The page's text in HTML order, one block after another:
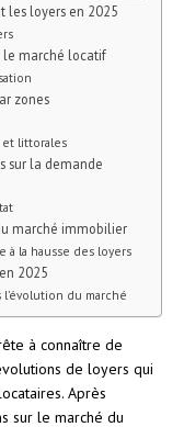
les loyers en 2025
le marché locatif
zones
et littorales
sur la demande
marché immobilier
à la hausse des loyers
2025
du marché
à connaître de
de loyers qui
Après
sur le marché du